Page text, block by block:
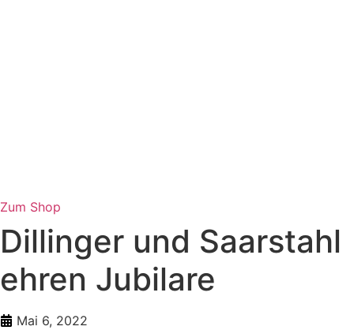
Zum Shop
Dillinger und Saarstahl
ehren Jubilare
Mai 6, 2022